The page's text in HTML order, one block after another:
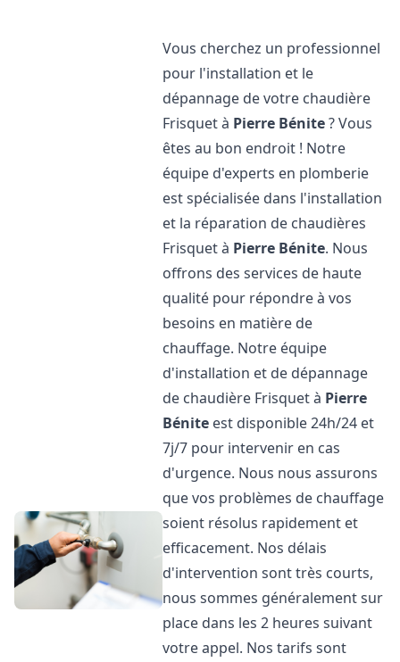
Vous cherchez un professionnel
pour l'installation et le
dépannage de votre chaudière
Frisquet à Pierre Bénite? Vous
êtes au bon endroit ! Notre
équipe d'experts en plomberie
est spécialisée dans l'installation
et la réparation de chaudières
Frisquet à Pierre Bénite. Nous
offrons des services de haute
qualité pour répondre à vos
besoins en matière de
chauffage. Notre équipe
d'installation et de dépannage
de chaudière Frisquet à Pierre
Bénite est disponible 24h/24 et
7j/7 pour intervenir en cas
d'urgence. Nous nous assurons
que vos problèmes de chauffage
soient résolus rapidement et
efficacement. Nos délais
d'intervention sont très courts,
nous sommes généralement sur
place dans les 2 heures suivant
votre appel. Nos tarifs sont